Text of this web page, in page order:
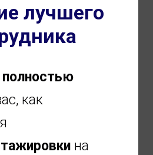
лучшего
как
на